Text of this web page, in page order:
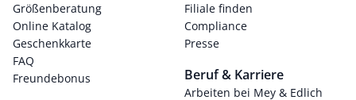
Größenberatung
Online Katalog
Geschenkkarte
FAQ
Freundebonus
Filiale finden
Compliance
Presse
Beruf & Karriere
Arbeiten bei Mey & Edlich